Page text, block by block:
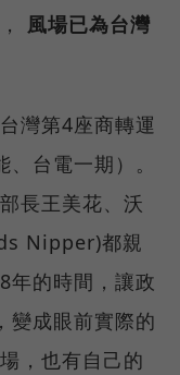
風場已為台灣
灣第4座商轉運
台電一期）。
長王美花、沃
Nipper)都親
年的時間，讓政
變成眼前實際的
，也有自己的